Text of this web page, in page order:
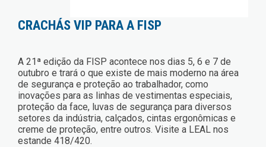
CRACHÁS VIP PARA A FISP
A 21ª edição da FISP acontece nos dias 5, 6 e 7 de
outubro e trará o que existe de mais moderno na área
de segurança e proteção ao trabalhador, como
inovações para as linhas de vestimentas especiais,
proteção da face, luvas de segurança para diversos
setores da indústria, calçados, cintas ergonômicas e
creme de proteção, entre outros. Visite a LEAL nos
estande 418/420.